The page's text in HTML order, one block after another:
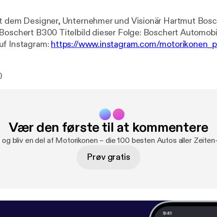
dem Designer, Unternehmer und Visionär Hartmut
Folge: Boschert Automobile GmbH
Instagram: https://www.instagram.com/
Problem! Für deinen Zugang zu zielgerichteter Podcast-
audiomarktplatz.de/
[https://audiomarktplatz.de/
Vær den første til at kommentere
og bliv en del af Motorikonen – die 100 besten Autos aller
Prøv gratis